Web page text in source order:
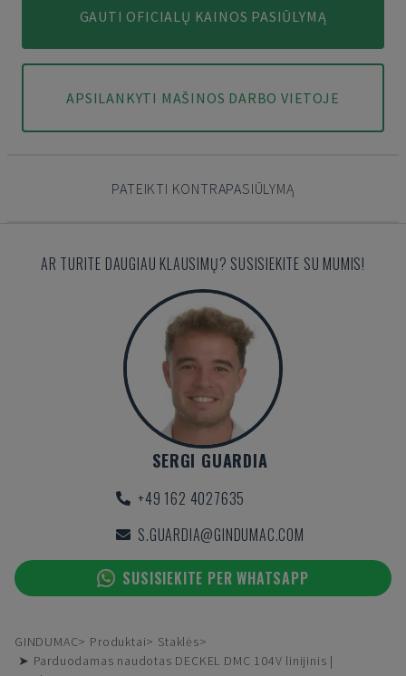
GAUTI OFICIALŲ KAINOS PASIŪLYMĄ
APSILANKYTI MAŠINOS DARBO VIETOJE
PATEIKTI KONTRAPASIŪLYMĄ
AR TURITE DAUGIAU KLAUSIMŲ? SUSISIEKITE SU MUMIS!
SERGI GUARDIA
+49 162 4027635
S.GUARDIA@GINDUMAC.COM
SUSISIEKITE PER WHATSAPP
GINDUMAC Produktai
Staklės
➤ Parduodamas naudotas DECKEL DMC 104V linijinis |